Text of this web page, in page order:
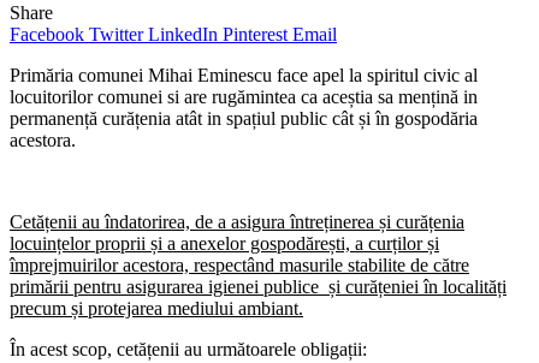
Share
Facebook Twitter LinkedIn Pinterest Email
Primăria comunei Mihai Eminescu face apel la spiritul civic al
locuitorilor comunei si are rugămintea ca aceștia sa mențină in
permanență curățenia atât in spațiul public cât și în gospodăria
acestora.
Cetățenii au îndatorirea, de a asigura întreținerea și curățenia
locuințelor proprii și a anexelor gospodărești, a curților și
împrejmuirilor acestora, respectând masurile stabilite de către
primării pentru asigurarea igienei publice și curățeniei în localități
precum și protejarea mediului ambiant.
În acest scop, cetățenii au următoarele obligații: